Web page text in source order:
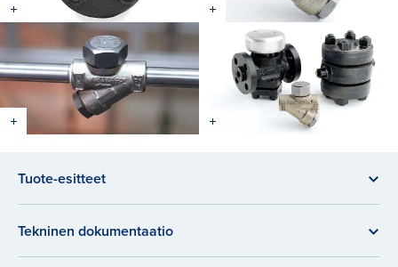
Tuote-esitteet
Tekninen dokumentaatio